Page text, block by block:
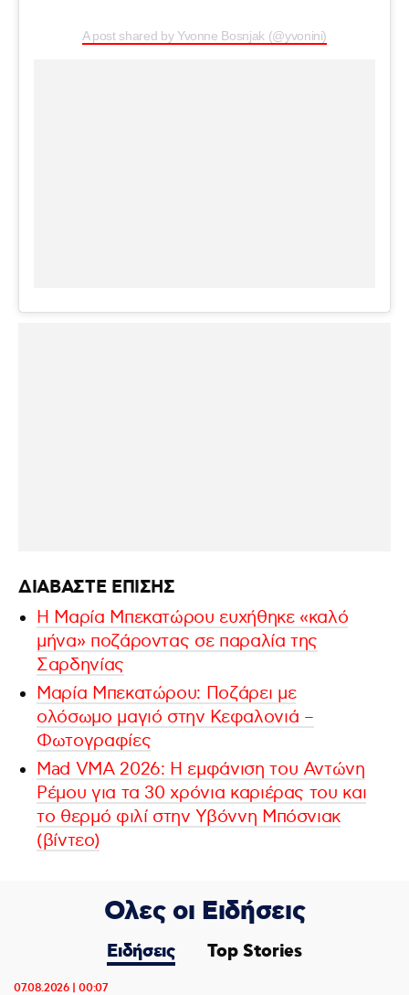
A post shared by Yvonne Bosnjak (@yvonini)
ΔΙΑΒΑΣΤΕ ΕΠΙΣΗΣ
Η Μαρία Μπεκατώρου ευχήθηκε «καλό
μήνα» ποζάροντας σε παραλία της
Σαρδηνίας
Μαρία Μπεκατώρου: Ποζάρει με
ολόσωμο μαγιό στην Κεφαλονιά –
Φωτογραφίες
Mad VMA 2026: Η εμφάνιση του Αντώνη
Ρέμου για τα 30 χρόνια καριέρας του και
το θερμό φιλί στην Υβόννη Μπόσνιακ
(βίντεο)
Ολες οι Ειδήσεις
Ειδήσεις Top Stories
07.08.2026 | 00:07